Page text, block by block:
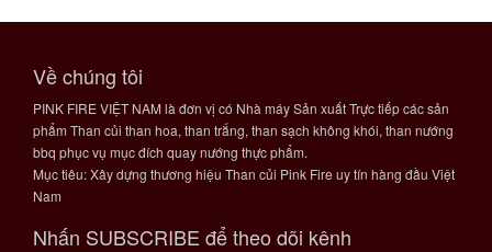
Về chúng tôi
PINK FIRE VIỆT NAM là đơn vị có Nhà máy Sản xuất Trực tiếp các sản
phẩm Than củi than hoa, than trắng, than sạch không khói, than nướng
bbq phục vụ mục đích quay nướng thực phẩm.
Mục tiêu: Xây dựng thương hiệu Than củi Pink Fire uy tín hàng đầu Việt
Nam
Nhấn SUBSCRIBE để theo dõi kênh